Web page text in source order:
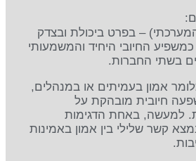
– בפרט ביכולת ובצדק
החיובי היחיד והמשמעותי
בשתי החברות.
אמון בעמיתים או במנהלים,
חיובית מובהקת על
למעשה, באחת הדגימות
קשר שלילי בין אמון באמינות